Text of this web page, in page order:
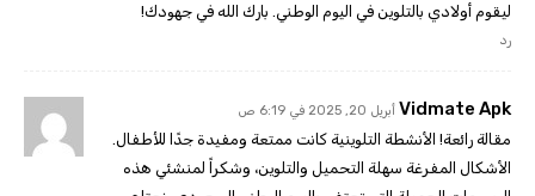
ليقوم أولادي بالتلوين في اليوم الوطني. بارك الله في جهودك!
رد
Vidmate Apk أبريل 20, 2025 في 6:19 ص
مقالة رائعة! الأنشطة التلوينية كانت ممتعة ومفيدة جدًا للأطفال.
الأشكال المفرغة سهلة التحميل والتلوين، وشكراً لمنشئي هذه